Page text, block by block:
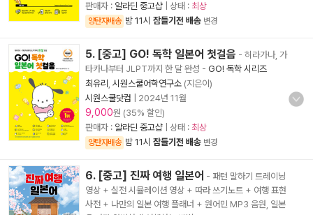
판매자 : 알라딘 중고샵 | 상태 : 최상
양탄자배송 밤 11시 잠들기전 배송 변경
5. [중고] GO! 독학 일본어 첫걸음 - 히라가나, 가
타카나부터 JLPT까지 한 달 완성 - GO! 독학 시리즈
최유리 시원스쿨어학연구소 (지은이)
시원스쿨닷컴
2024년 11월
9,000원 (35% 할인)
판매자 : 알라딘 중고샵 | 상태 : 최상
양탄자배송 밤 11시 잠들기전 배송 변경
6. [중고] 진짜 여행 일본어 - 패턴 말하기 트레이닝
영상 + 실전 시뮬레이션 영상 + 따라 쓰기노트 + 여행 표현
사전 + 나만의 일본 여행 플래너 + 원어민 MP3 음원, 일본